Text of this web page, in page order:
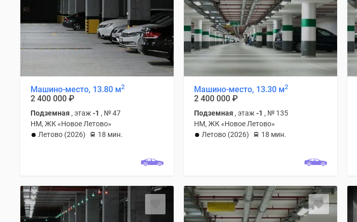
Машино-место, 13.80 м2
2 400 000 ₽
Подземная , этаж-1 , № 47
НМ, ЖК «Новое Летово»
Летово (2026)
18 мин.
Машино-место, 13.30 м2
2 400 000 ₽
Подземная , этаж-1 , № 135
НМ, ЖК «Новое Летово»
Летово (2026)
18 мин.